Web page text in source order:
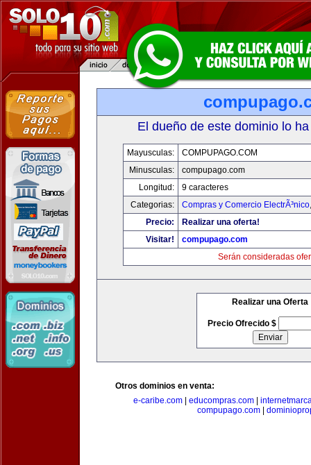
El dueño de este dominio lo
Mayusculas:
COMPUPAGO.COM
Minusculas:
compupago.com
Longitud:
9 caracteres
Categorias:
Compras y Comercio ElectrÃ³nico
Precio:
Realizar una oferta!
Visitar!
compupago.com
Serán consideradas
Realizar una Oferta
Precio Ofrecido $
Otros dominios en venta:
e-caribe.com| educompras.com|
compupago.com|